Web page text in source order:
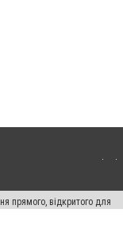
прямого, відкритого для